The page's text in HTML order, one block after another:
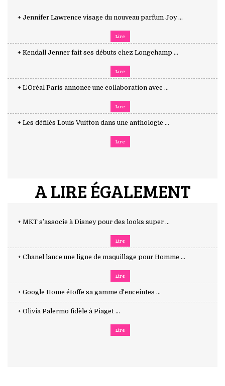
+ Jennifer Lawrence visage du nouveau parfum Joy ...
Lire
+ Kendall Jenner fait ses débuts chez Longchamp ...
Lire
+ L’Oréal Paris annonce une collaboration avec ...
Lire
+ Les défilés Louis Vuitton dans une anthologie ...
Lire
A LIRE ÉGALEMENT
+ MKT s’associe à Disney pour des looks super ...
Lire
+ Chanel lance une ligne de maquillage pour Homme ...
Lire
+ Google Home étoffe sa gamme d'enceintes ...
+ Olivia Palermo fidèle à Piaget ...
Lire